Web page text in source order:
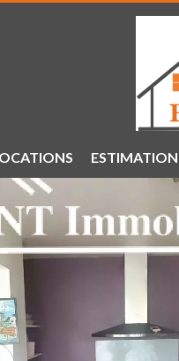
ESTIMATION